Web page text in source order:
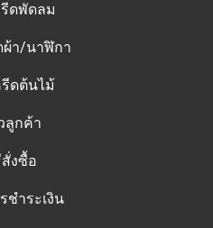
ดพัดลม
ผ้า/นาฬิกา
ดต้นไม้
ลูกค้า
งซื้อ
ชำระเงิน